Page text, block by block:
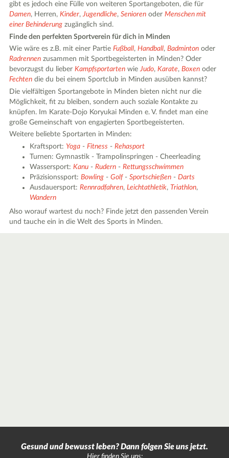
gibt es jedoch eine Fülle von weiteren Sportangeboten, die für
Damen, Herren,Kinder,Jugendliche,Senioren oderMenschen mit
einer Behinderung zugänglich sind.
Finde den perfekten Sportverein für dich in Minden
Wie wäre es z.B. mit einer PartieFußball,Handball,Badminton oder
Radrennen zusammen mit Sportbegeisterten in Minden? Oder
bevorzugst du lieberKampfsportarten wieJudo,Karate,Boxen oder
Fechten die du bei einem Sportclub in Minden ausüben kannst?
Die vielfältigen Sportangebote in Minden bieten nicht nur die
Möglichkeit, fit zu bleiben, sondern auch soziale Kontakte zu
knüpfen. Im Karate-Dojo Koryukai Minden e. V. findet man eine
große Gemeinschaft von engagierten Sportbegeisterten.
Weitere beliebte Sportarten in Minden:
Kraftsport: Yoga -Fitness -Rehasport
Turnen: Gymnastik - Trampolinspringen - Cheerleading
Wassersport:Kanu -Rudern -Rettungsschwimmen
Präzisionssport:Bowling -Golf-Sportschießen -Darts
Ausdauersport:Rennradfahren,Leichtathletik,Triathlon,
Wandern
Also worauf wartest du noch? Finde jetzt den passenden Verein
und tauche ein in die Welt des Sports in Minden.
Gesund und bewusst leben? Dann folgen Sie uns jetzt.
Hier finden Sie uns: